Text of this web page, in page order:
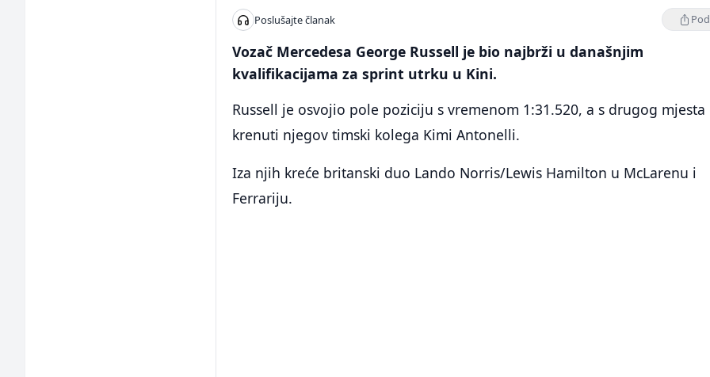
Poslušajte članak
Vozač Mercedesa George Russell je bio najbrži u današnjim
kvalifikacijama za sprint utrku u Kini.
Russell je osvojio pole poziciju s vremenom 1:31.520, a s drugog mjesta
krenuti njegov timski kolega Kimi Antonelli.
Iza njih kreće britanski duo Lando Norris/Lewis Hamilton u McLarenu i
Ferrariju.